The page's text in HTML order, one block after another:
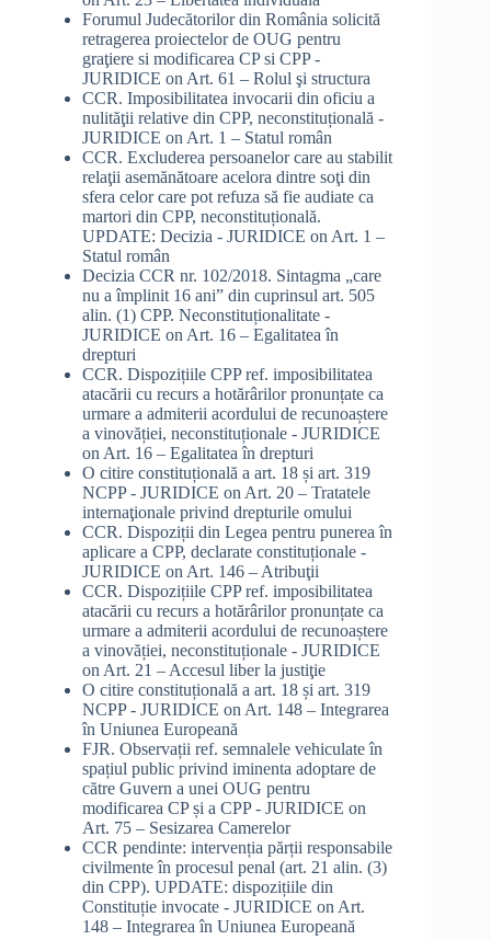
Forumul Judecătorilor din România solicită
retragerea proiectelor de OUG pentru
graţiere si modificarea CP si CPP -
JURIDICE on Art. 61 – Rolul şi structura
CCR. Imposibilitatea invocarii din oficiu a
nulităţii relative din CPP, neconstituțională -
JURIDICE on Art. 1 – Statul român
CCR. Excluderea persoanelor care au stabilit
relaţii asemănătoare acelora dintre soţi din
sfera celor care pot refuza să fie audiate ca
martori din CPP, neconstituțională.
UPDATE: Decizia - JURIDICE on Art. 1 –
Statul român
Decizia CCR nr. 102/2018. Sintagma „care
nu a împlinit 16 ani” din cuprinsul art. 505
alin. (1) CPP. Neconstituționalitate -
JURIDICE on Art. 16 – Egalitatea în
drepturi
CCR. Dispozițiile CPP ref. imposibilitatea
atacării cu recurs a hotărârilor pronunțate ca
urmare a admiterii acordului de recunoaștere
a vinovăției, neconstituționale - JURIDICE
on Art. 16 – Egalitatea în drepturi
O citire constituțională a art. 18 și art. 319
NCPP - JURIDICE on Art. 20 – Tratatele
internaţionale privind drepturile omului
CCR. Dispoziții din Legea pentru punerea în
aplicare a CPP, declarate constituționale -
JURIDICE on Art. 146 – Atribuţii
CCR. Dispozițiile CPP ref. imposibilitatea
atacării cu recurs a hotărârilor pronunțate ca
urmare a admiterii acordului de recunoaștere
a vinovăției, neconstituționale - JURIDICE
on Art. 21 – Accesul liber la justiţie
O citire constituțională a art. 18 și art. 319
NCPP - JURIDICE on Art. 148 – Integrarea
în Uniunea Europeană
FJR. Observații ref. semnalele vehiculate în
spațiul public privind iminenta adoptare de
către Guvern a unei OUG pentru
modificarea CP și a CPP - JURIDICE on
Art. 75 – Sesizarea Camerelor
CCR pendinte: intervenția părții responsabile
civilmente în procesul penal (art. 21 alin. (3)
din CPP). UPDATE: dispozițiile din
Constituție invocate - JURIDICE on Art.
148 – Integrarea în Uniunea Europeană